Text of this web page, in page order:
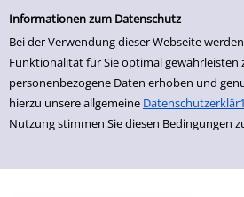
Einfache Suche
Informationen zum Datenschutz
Bei der Verwendung dieser Webseite werden
Funktionalität für Sie optimal gewährleisten
personenbezogene Daten erhoben und
hierzu unsere allgemeine
Nutzung stimmen Sie diesen Bedingungen
zur Navigation springen
zum Inhalt springen
Zur Detailanzeige springen